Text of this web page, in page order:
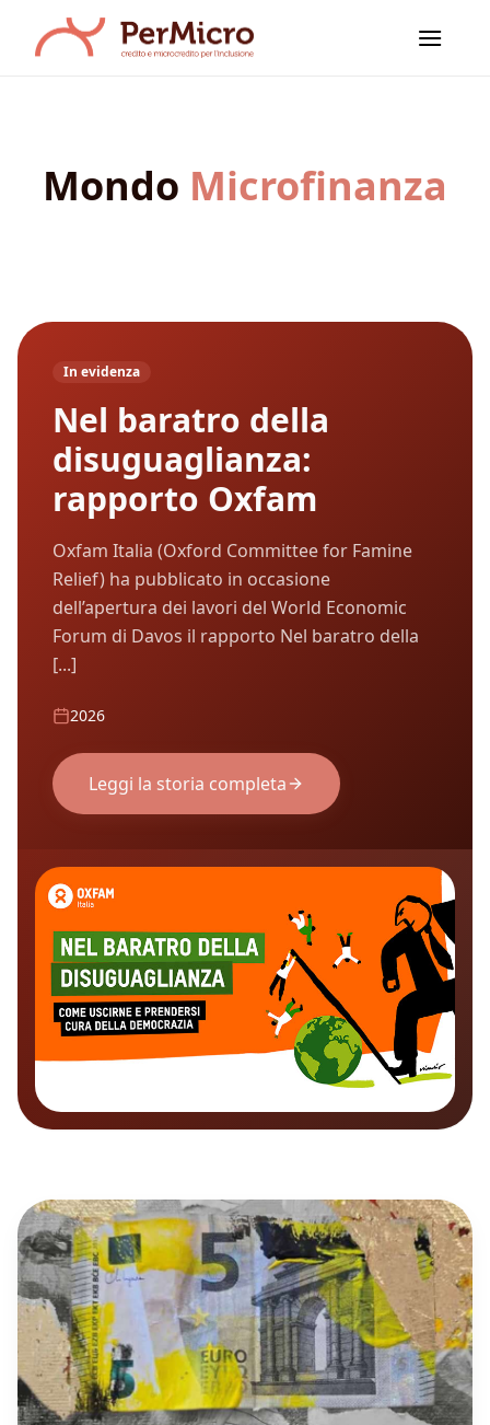
contenuti
Mondo Microfinanza
In evidenza
Nel baratro della
disuguaglianza:
rapporto Oxfam
Oxfam Italia (Oxford Committee for Famine
Relief) ha pubblicato in occasione
dell’apertura dei lavori del World Economic
Forum di Davos il rapporto Nel baratro della
[...]
2026
Leggi la storia completa